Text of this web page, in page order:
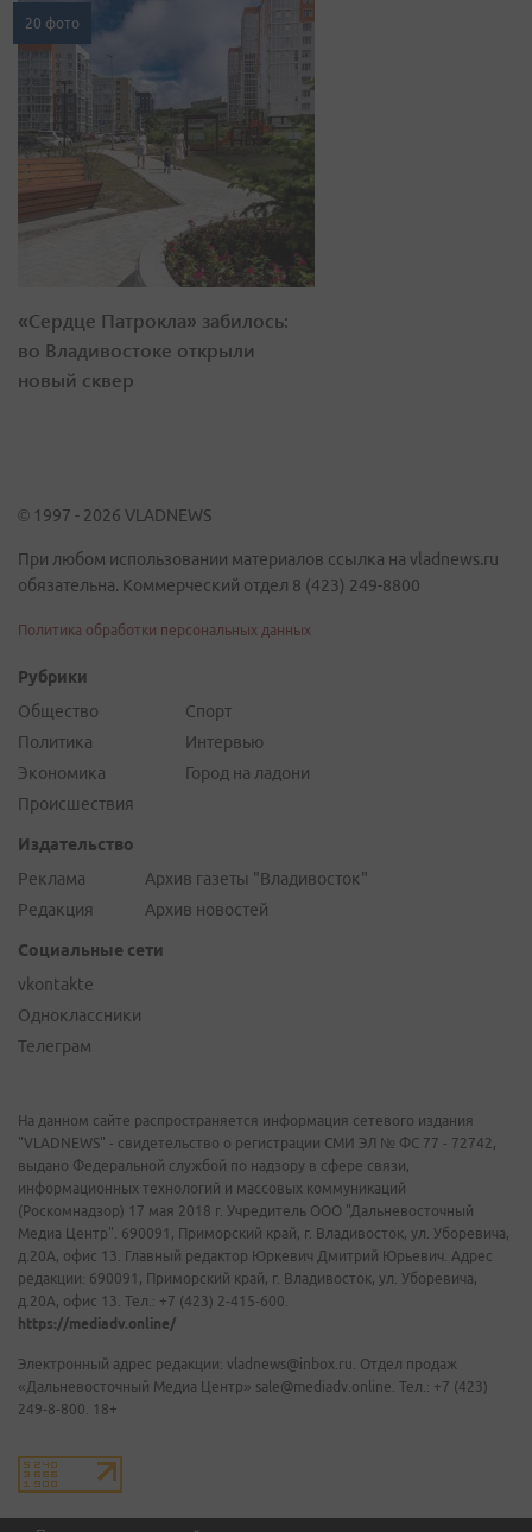
20 фото
«Сердце Патрокла» забилось:
во Владивостоке открыли
новый сквер
© 1997 - 2026 VLADNEWS
При любом использовании материалов ссылка на vladnews.ru
обязательна. Коммерческий отдел 8 (423) 249-8800
Политика обработки персональных данных
Рубрики
Общество
Политика
Экономика
Происшествия
Спорт
Интервью
Город на ладони
Издательство
Реклама
Редакция
Архив газеты "Владивосток"
Архив новостей
Социальные сети
vkontakte
Одноклассники
Телеграм
На данном сайте распространяется информация сетевого издания
"VLADNEWS" - свидетельство о регистрации СМИ ЭЛ № ФС 77 - 72742,
выдано Федеральной службой по надзору в сфере связи,
информационных технологий и массовых коммуникаций
(Роскомнадзор) 17 мая 2018 г. Учредитель ООО "Дальневосточный
Медиа Центр". 690091, Приморский край, г. Владивосток, ул. Уборевича,
д.20А, офис 13. Главный редактор Юркевич Дмитрий Юрьевич. Адрес
редакции: 690091, Приморский край, г. Владивосток, ул. Уборевича,
д.20А, офис 13. Тел.: +7 (423) 2-415-600.
https://mediadv.online/
Электронный адрес редакции: vladnews@inbox.ru. Отдел продаж
«Дальневосточный Медиа Центр» sale@mediadv.online. Тел.: +7 (423)
249-8-800. 18+